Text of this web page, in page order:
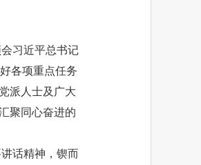
习近平总书记
各项重点任务
派人士及广大
聚同心奋进的
话精神，锲而